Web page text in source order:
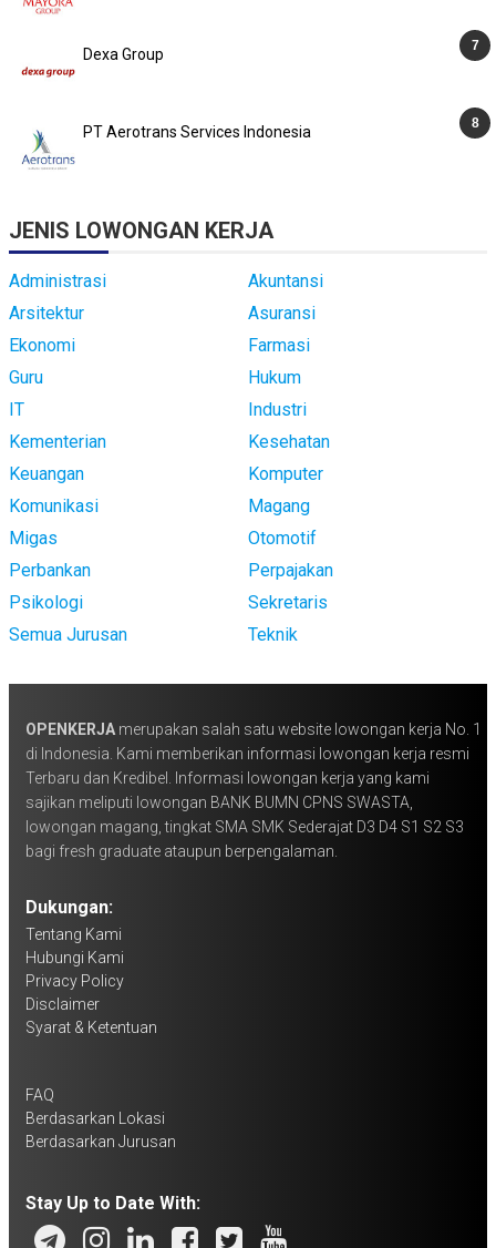
Dexa Group
PT Aerotrans Services Indonesia
JENIS LOWONGAN KERJA
Administrasi
Akuntansi
Arsitektur
Asuransi
Ekonomi
Farmasi
Guru
Hukum
IT
Industri
Kementerian
Kesehatan
Keuangan
Komputer
Komunikasi
Magang
Migas
Otomotif
Perbankan
Perpajakan
Psikologi
Sekretaris
Semua Jurusan
Teknik
OPENKERJA merupakan salah satu website lowongan kerja No. 1
di Indonesia. Kami memberikan informasi lowongan kerja resmi
Terbaru dan Kredibel. Informasi lowongan kerja yang kami
sajikan meliputi lowongan BANK BUMN CPNS SWASTA,
lowongan magang, tingkat SMA SMK Sederajat D3 D4 S1 S2 S3
bagi fresh graduate ataupun berpengalaman.
Dukungan:
Tentang Kami
Hubungi Kami
Privacy Policy
Disclaimer
Syarat & Ketentuan
FAQ
Berdasarkan Lokasi
Berdasarkan Jurusan
Stay Up to Date With: